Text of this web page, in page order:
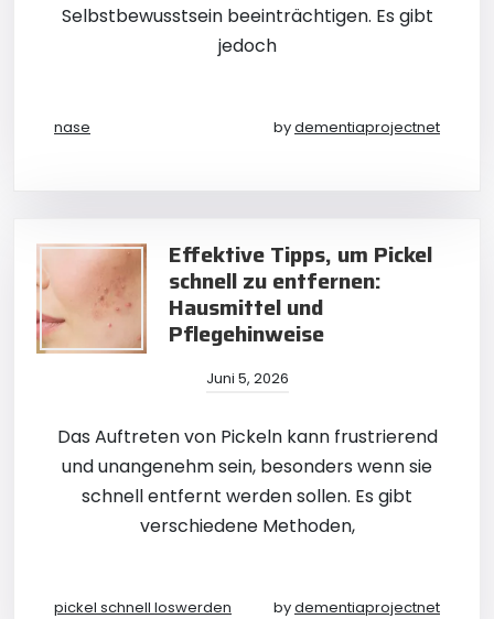
Selbstbewusstsein beeinträchtigen. Es gibt
jedoch
nase bydementiaprojectnet
Effektive Tipps, um Pickel
schnell zu entfernen:
Hausmittel und
Pflegehinweise
Juni 5, 2026
Das Auftreten von Pickeln kann frustrierend
und unangenehm sein, besonders wenn sie
schnell entfernt werden sollen. Es gibt
verschiedene Methoden,
pickel schnell loswerden bydementiaprojectnet